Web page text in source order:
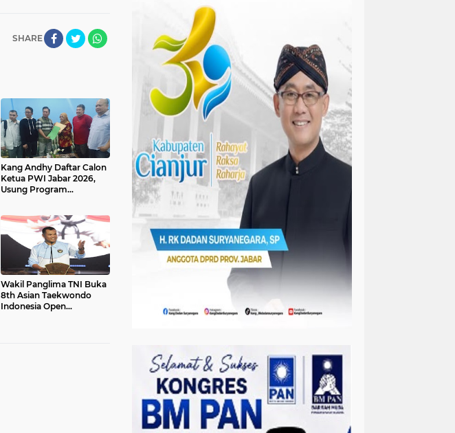
SHARE
Kang Andhy Daftar Calon
Ketua PWI Jabar 2026,
Usung Program
Internasional
Wakil Panglima TNI Buka
8th Asian Taekwondo
Indonesia Open